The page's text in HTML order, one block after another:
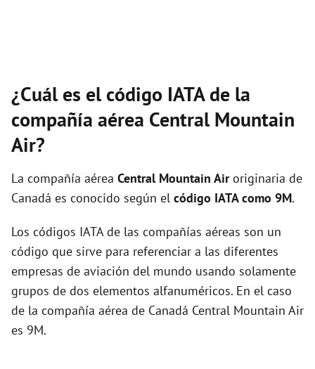
¿Cuál es el código IATA de la
compañía aérea Central Mountain
Air?
La compañía aérea Central Mountain Airoriginaria de
Canadá es conocido según el código IATA como 9M.
Los códigos IATA de las compañías aéreas son un
código que sirve para referenciar a las diferentes
empresas de aviación del mundo usando solamente
grupos de dos elementos alfanuméricos. En el caso
de la compañía aérea de Canadá Central Mountain Air
es 9M.